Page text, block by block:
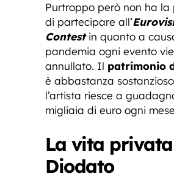
Purtroppo però non ha la
di partecipare all’
Contestin quanto a
pandemia ogni evento
annullato. Il patrimonio
è abbastanza
l’artista riesce a
migliaia di euro ogni
La vita
Diodato